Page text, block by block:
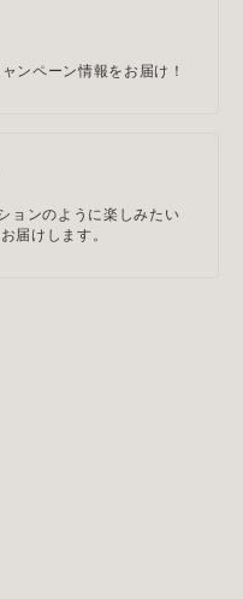
ンペーン情報をお届け！
ョンのように楽しみたい
届けします。